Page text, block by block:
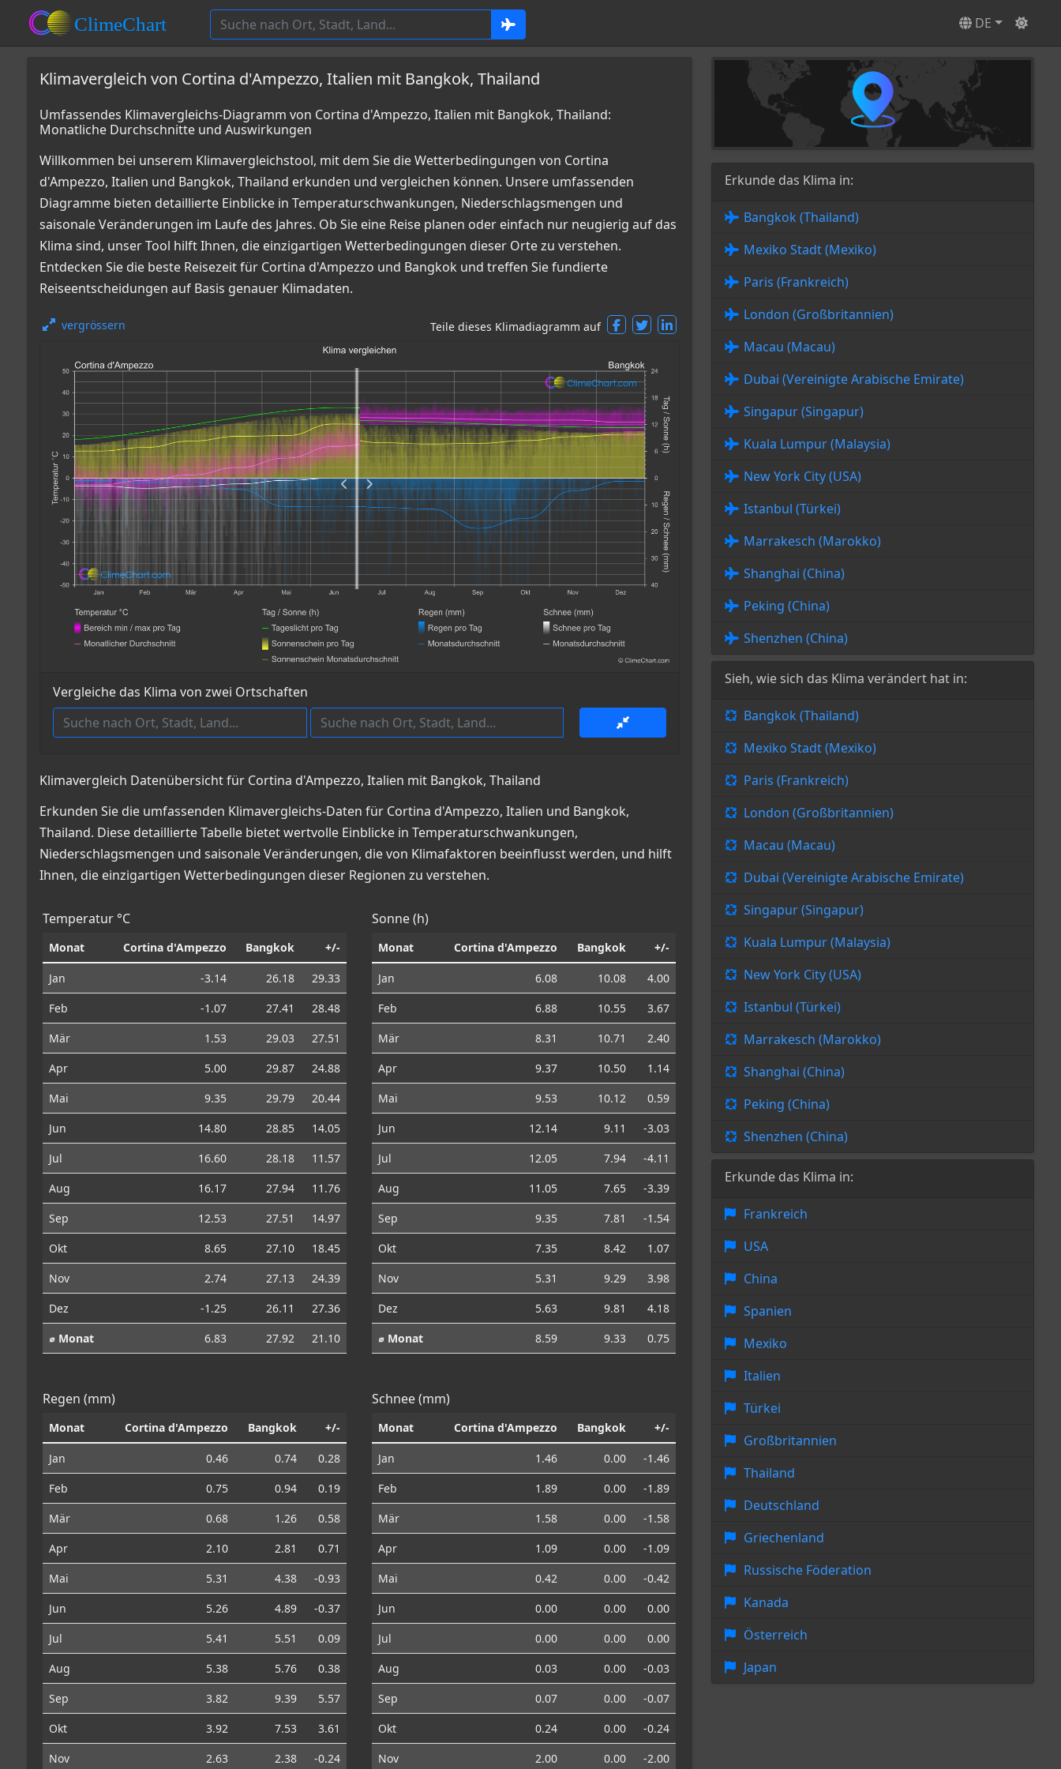
DE
Klimavergleich von Cortina d'Ampezzo, Italien mit Bangkok, Thailand
Umfassendes Klimavergleichs-Diagramm von Cortina d'Ampezzo, Italien mit Bangkok, Thailand:
Monatliche Durchschnitte und Auswirkungen
Willkommen bei unserem Klimavergleichstool, mit dem Sie die Wetterbedingungen von Cortina
d'Ampezzo, Italien und Bangkok, Thailand erkunden und vergleichen können. Unsere umfassenden
Diagramme bieten detaillierte Einblicke in Temperaturschwankungen, Niederschlagsmengen und
saisonale Veränderungen im Laufe des Jahres. Ob Sie eine Reise planen oder einfach nur neugierig auf das
Klima sind, unser Tool hilft Ihnen, die einzigartigen Wetterbedingungen dieser Orte zu verstehen.
Entdecken Sie die beste Reisezeit für Cortina d'Ampezzo und Bangkok und treffen Sie fundierte
Reiseentscheidungen auf Basis genauer Klimadaten.
vergrössern Teile dieses Klimadiagramm auf
Vergleiche das Klima von zwei Ortschaften
Klimavergleich Datenübersicht für Cortina d'Ampezzo, Italien mit Bangkok, Thailand
Erkunden Sie die umfassenden Klimavergleichs-Daten für Cortina d'Ampezzo, Italien und Bangkok,
Thailand. Diese detaillierte Tabelle bietet wertvolle Einblicke in Temperaturschwankungen,
Niederschlagsmengen und saisonale Veränderungen, die von Klimafaktoren beeinflusst werden, und hilft
Ihnen, die einzigartigen Wetterbedingungen dieser Regionen zu verstehen.
Temperatur °C
Monat Cortina d'Ampezzo Bangkok +/-
Jan -3.14 26.18
29.33
Feb
-1.07 27.41
28.48
Mär
1.53 29.03
27.51
Apr
5.00 29.87
24.88
Mai
9.35 29.79
20.44
Jun
14.80 28.85
14.05
Jul
16.60 28.18
11.57
Aug
16.17 27.94
11.76
Sep
12.53 27.51
14.97
Okt
8.65 27.10
18.45
Nov
2.74 27.13
24.39
Dez
-1.25 26.11
27.36
⌀ Monat
6.83 27.92 21.10
Sonne (h)
Monat Cortina d'Ampezzo Bangkok +/-
Jan 6.08 10.08
4.00
Feb
6.88 10.55
3.67
Mär
8.31 10.71
2.40
Apr
9.37 10.50
1.14
Mai
9.53 10.12
0.59
Jun
12.14 9.11
-3.03
Jul
12.05 7.94
-4.11
Aug
11.05 7.65
-3.39
Sep
9.35 7.81
-1.54
Okt
7.35 8.42
1.07
Nov
5.31 9.29
3.98
Dez
5.63 9.81
4.18
⌀ Monat
8.59 9.33 0.75
Regen (mm)
Monat Cortina d'Ampezzo Bangkok +/-
Jan 0.46 0.74
0.28
Feb
0.75 0.94
0.19
Mär
0.68 1.26
0.58
Apr
2.10 2.81
0.71
Mai
5.31 4.38
-0.93
Jun
5.26 4.89
-0.37
Jul
5.41 5.51
0.09
Aug
5.38 5.76
0.38
Sep
3.82 9.39
5.57
Okt
3.92 7.53
3.61
Nov
2.63 2.38 -0.24
Schnee (mm)
Monat Cortina d'Ampezzo Bangkok +/-
Jan 1.46 0.00
-1.46
Feb
1.89 0.00
-1.89
Mär
1.58 0.00
-1.58
Apr
1.09 0.00
-1.09
Mai
0.42 0.00
-0.42
Jun
0.00 0.00
0.00
Jul
0.00 0.00
0.00
Aug
0.03 0.00
-0.03
Sep
0.07 0.00
-0.07
Okt
0.24 0.00
-0.24
Nov
2.00 0.00 -2.00
Erkunde das Klima in:
Bangkok (Thailand)
Mexiko Stadt (Mexiko)
Paris (Frankreich)
London (Großbritannien)
Macau (Macau)
Dubai (Vereinigte Arabische Emirate)
Singapur (Singapur)
Kuala Lumpur (Malaysia)
New York City (USA)
Istanbul (Türkei)
Marrakesch (Marokko)
Shanghai (China)
Peking (China)
Shenzhen (China)
Sieh, wie sich das Klima verändert hat in:
Bangkok (Thailand)
Mexiko Stadt (Mexiko)
Paris (Frankreich)
London (Großbritannien)
Macau (Macau)
Dubai (Vereinigte Arabische Emirate)
Singapur (Singapur)
Kuala Lumpur (Malaysia)
New York City (USA)
Istanbul (Türkei)
Marrakesch (Marokko)
Shanghai (China)
Peking (China)
Shenzhen (China)
Erkunde das Klima in:
Frankreich
USA
China
Spanien
Mexiko
Italien
Türkei
Großbritannien
Thailand
Deutschland
Griechenland
Russische Föderation
Kanada
Österreich
Japan